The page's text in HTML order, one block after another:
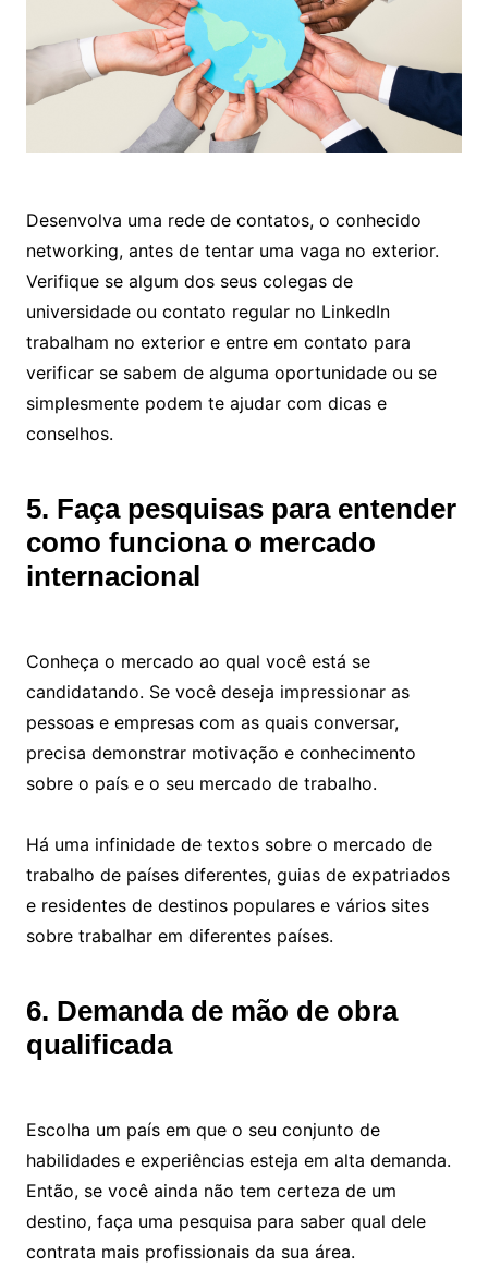
Desenvolva uma rede de contatos, o conhecido
networking, antes de tentar uma vaga no exterior.
Verifique se algum dos seus colegas de
universidade ou contato regular no LinkedIn
trabalham no exterior e entre em contato para
verificar se sabem de alguma oportunidade ou se
simplesmente podem te ajudar com dicas e
conselhos.
5. Faça pesquisas para entender
como funciona o mercado
internacional
Conheça o mercado ao qual você está se
candidatando. Se você deseja impressionar as
pessoas e empresas com as quais conversar,
precisa demonstrar motivação e conhecimento
sobre o país e o seu mercado de trabalho.
Há uma infinidade de textos sobre o mercado de
trabalho de países diferentes, guias de expatriados
e residentes de destinos populares e vários sites
sobre trabalhar em diferentes países.
6. Demanda de mão de obra
qualificada
Escolha um país em que o seu conjunto de
habilidades e experiências esteja em alta demanda.
Então, se você ainda não tem certeza de um
destino, faça uma pesquisa para saber qual dele
contrata mais profissionais da sua área.